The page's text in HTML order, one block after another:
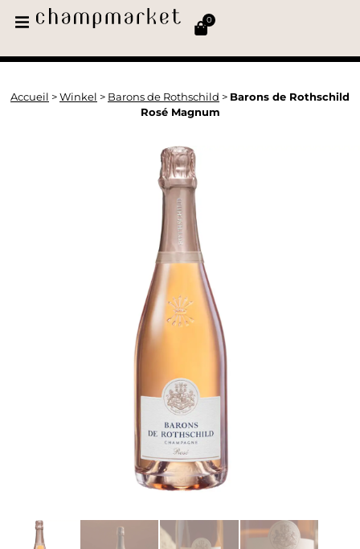
0
Accueil > Winkel > Barons de Rothschild > Barons de Rothschild
Rosé Magnum